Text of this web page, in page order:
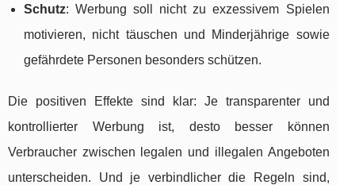
Schutz: Werbung soll nicht zu exzessivem Spielen
motivieren, nicht täuschen und Minderjährige sowie
gefährdete Personen besonders schützen.
Die positiven Effekte sind klar: Je transparenter und
kontrollierter Werbung ist, desto besser können
Verbraucher zwischen legalen und illegalen Angeboten
unterscheiden. Und je verbindlicher die Regeln sind,